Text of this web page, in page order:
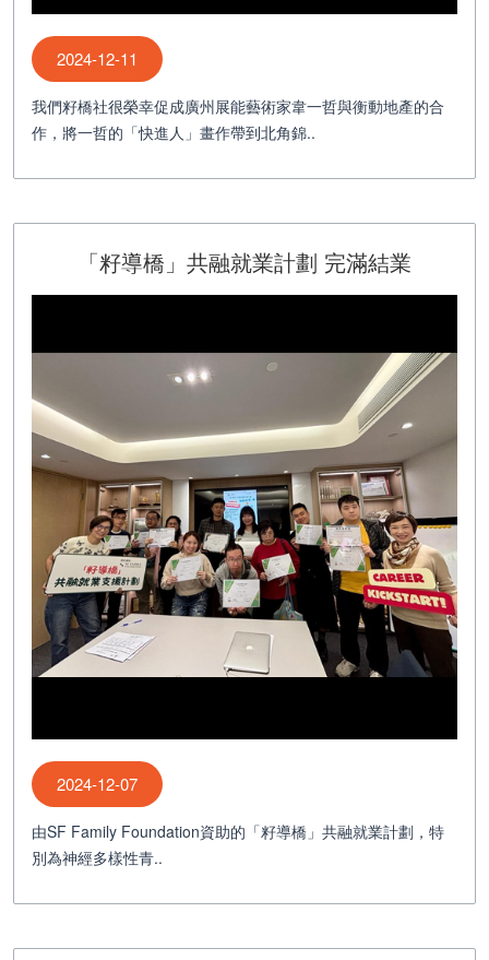
2024-12-11
我們籽橋社很榮幸促成廣州展能藝術家韋一哲與衡動地產的合
作，將一哲的「快進人」畫作帶到北角錦..
「籽導橋」共融就業計劃 完滿結業
2024-12-07
由SF Family Foundation資助的「籽導橋」共融就業計劃，特
別為神經多樣性青..